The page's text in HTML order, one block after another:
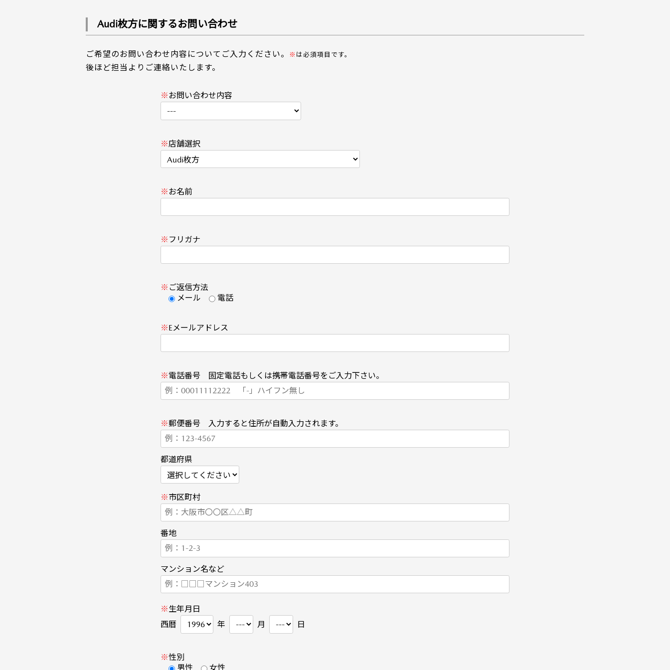
Audi枚方に関するお問い合わせ
ご希望のお問い合わせ内容についてご入力ください。 ※ は必須項目です。
後ほど担当よりご連絡いたします。
※お問い合わせ内容
※店舗選択
※お名前
※ フリガナ
※ ご返信方法
メール
電話
※Eメールアドレス
※電話番号 固定電話もしくは携帯電話番号をご入力下さい。
※郵便番号 入力すると住所が自動入力されます。
都道府県
※市区町村
番地
マンション名など
※生年月日
西暦
年 月 日
※性別
男性
女性